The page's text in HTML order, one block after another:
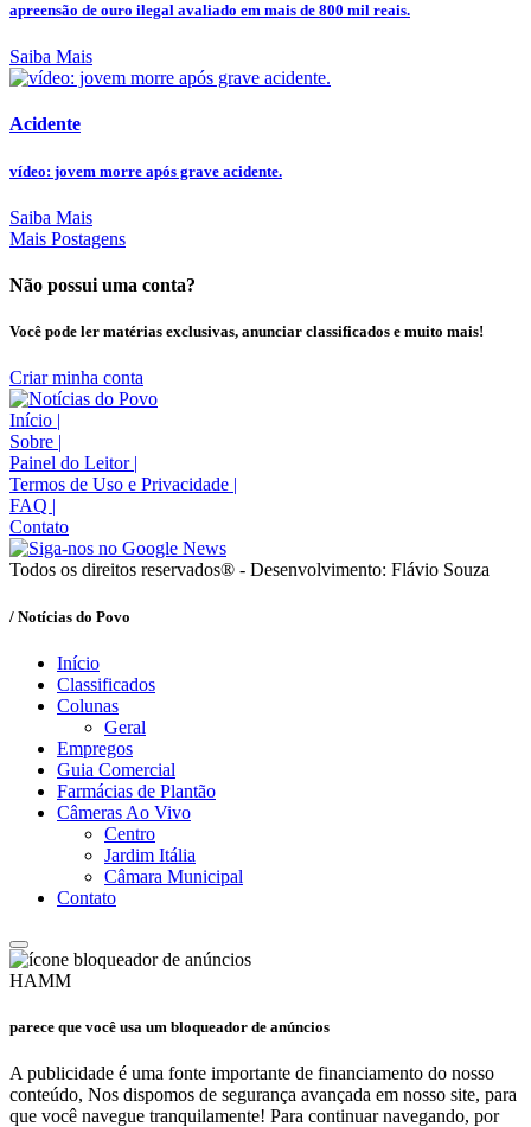
apreensão de ouro ilegal avaliado em mais de 800 mil reais.
Saiba Mais
Acidente
vídeo: jovem morre após grave acidente.
Saiba Mais
Mais Postagens
Não possui uma conta?
Você pode ler matérias exclusivas, anunciar classificados e muito mais!
Criar minha conta
Início |
Sobre |
Painel do Leitor |
Termos de Uso e Privacidade |
FAQ |
Contato
Todos os direitos reservados® - Desenvolvimento: Flávio Souza
/ Notícias do Povo
Início
Classificados
Colunas
Geral
Empregos
Guia Comercial
Farmácias de Plantão
Câmeras Ao Vivo
Centro
Jardim Itália
Câmara Municipal
Contato
HAMM
parece que você usa um bloqueador de anúncios
A publicidade é uma fonte importante de financiamento do nosso
conteúdo, Nos dispomos de segurança avançada em nosso site, para
que você navegue tranquilamente! Para continuar navegando, por